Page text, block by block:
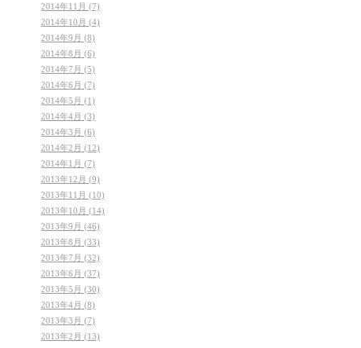
2014年11月 (7)
2014年10月 (4)
2014年9月 (8)
2014年8月 (6)
2014年7月 (5)
2014年6月 (7)
2014年5月 (1)
2014年4月 (3)
2014年3月 (6)
2014年2月 (12)
2014年1月 (7)
2013年12月 (9)
2013年11月 (10)
2013年10月 (14)
2013年9月 (46)
2013年8月 (33)
2013年7月 (32)
2013年6月 (37)
2013年5月 (30)
2013年4月 (8)
2013年3月 (7)
2013年2月 (13)